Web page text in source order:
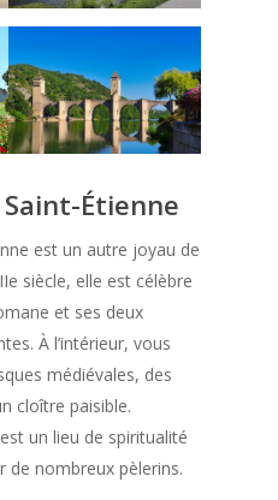
Étienne
est un autre joyau de
siècle, elle est célèbre
et ses deux
À l’intérieur, vous
médiévales, des
cloître paisible.
un lieu de spiritualité
de nombreux pèlerins.